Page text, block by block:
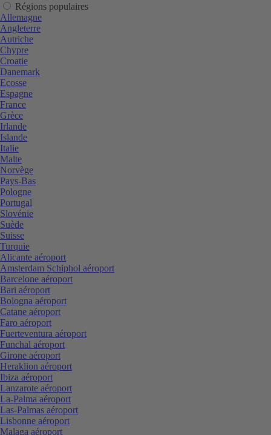
Régions populaires
Allemagne
Angleterre
Autriche
Chypre
Croatie
Danemark
Ecosse
Espagne
France
Grèce
Irlande
Islande
Italie
Malte
Norvège
Pays-Bas
Pologne
Portugal
Slovénie
Suède
Suisse
Turquie
Alicante aéroport
Amsterdam Schiphol aéroport
Barcelone aéroport
Bari aéroport
Bologna aéroport
Catane aéroport
Faro aéroport
Fuerteventura aéroport
Funchal aéroport
Girone aéroport
Heraklion aéroport
Ibiza aéroport
Lanzarote aéroport
La-Palma aéroport
Las-Palmas aéroport
Lisbonne aéroport
Malaga aéroport